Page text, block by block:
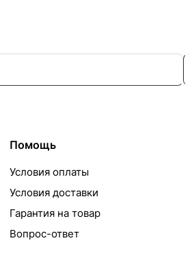
Помощь
Условия оплаты
Условия доставки
Гарантия на товар
Вопрос-ответ